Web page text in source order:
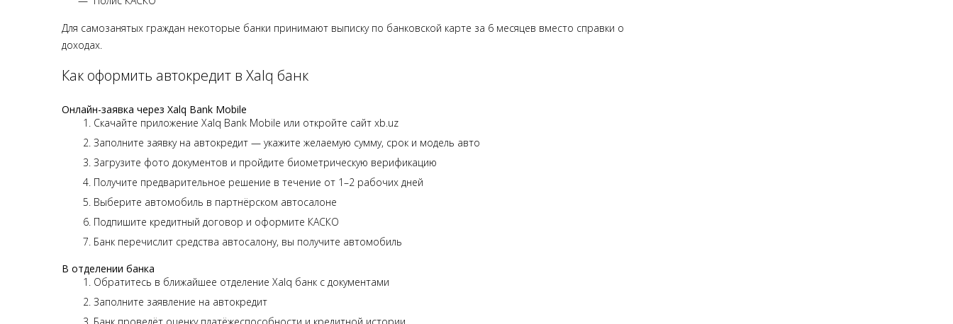
Для самозанятых граждан некоторые банки принимают выписку по банковской карте за 6 месяцев вместо справки о
доходах.
Как оформить автокредит в Xalq банк
Онлайн-заявка через Xalq Bank Mobile
Скачайте приложение Xalq Bank Mobile или откройте сайт xb.uz
Заполните заявку на автокредит — укажите желаемую сумму, срок и модель авто
Загрузите фото документов и пройдите биометрическую верификацию
Получите предварительное решение в течение от 1–2 рабочих дней
Выберите автомобиль в партнёрском автосалоне
Подпишите кредитный договор и оформите КАСКО
Банк перечислит средства автосалону, вы получите автомобиль
В отделении банка
Обратитесь в ближайшее отделение Xalq банк с документами
Заполните заявление на автокредит
Банк проведёт оценку платёжеспособности и кредитной истории